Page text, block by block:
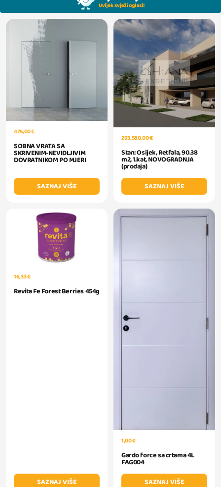
475,00 €
SOBNA VRATA SA
SKRIVENIM-NEVIDLJIVIM
DOVRATNIKOM PO MJERI
SAZNAJ VIŠE
293.580,00 €
Stan: Osijek, Retfala, 90.38
m2, 1.kat, NOVOGRADNJA
(prodaja)
SAZNAJ VIŠE
16,33 €
Revita Fe Forest Berries 454g
SAZNAJ VIŠE
1,00 €
Gardo force sa crtama 4L
FAG004
SAZNAJ VIŠE